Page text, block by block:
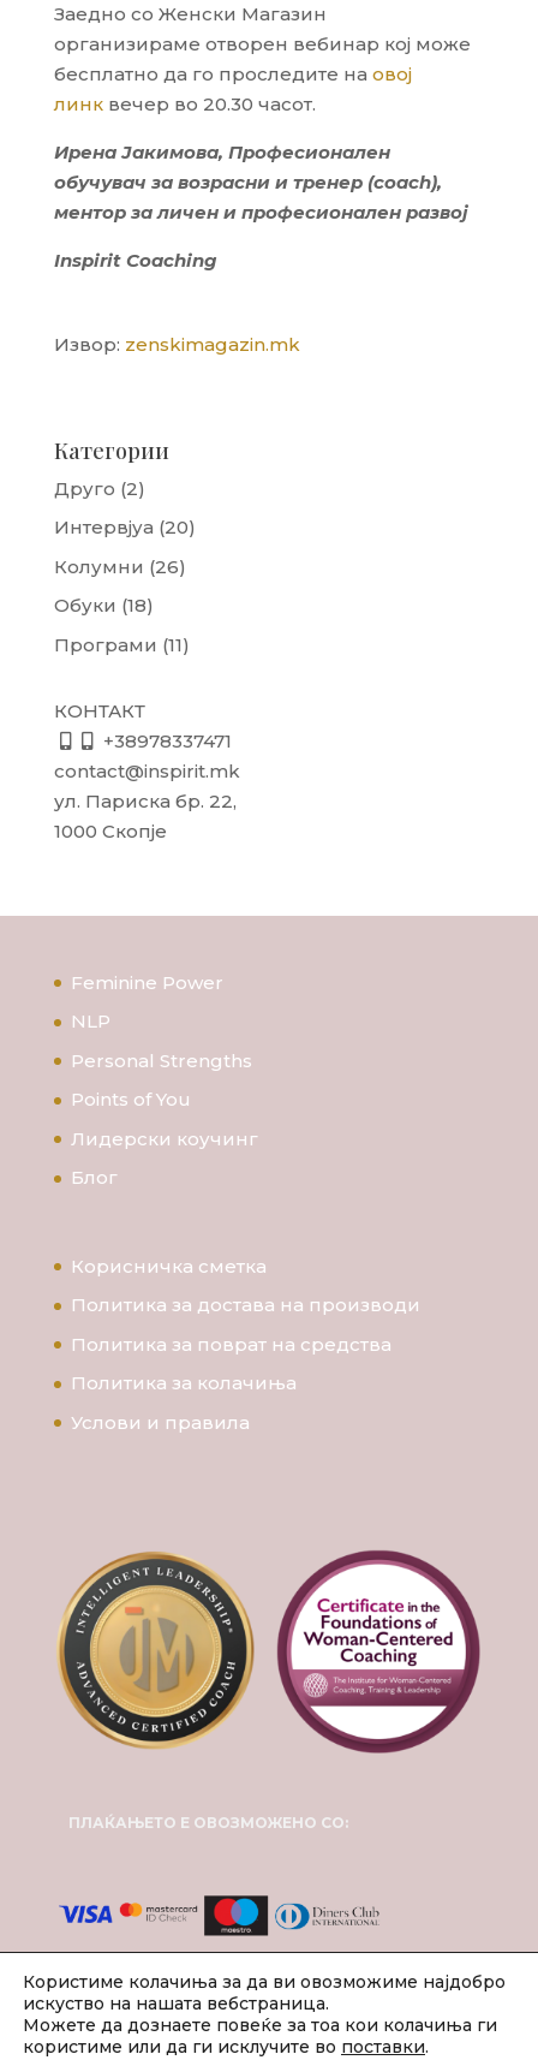
Заедно со Женски Магазин
организираме отворен вебинар кој може
бесплатно да го проследите на овој
линквечер во 20.30 часот.
Ирена Јакимова, Професионален
обучувач за возрасни и тренер (coach),
ментор за личен и професионален развој
Inspirit Coaching
Извор: zenskimagazin.mk
Категории
Друго (2)
Интервјуа (20)
Колумни (26)
Обуки (18)
Програми (11)
КОНТАКТ
+38978337471
contact@inspirit.mk
ул. Париска бр. 22,
1000 Скопје
Feminine Power
NLP
Personal Strengths
Points of You
Лидерски коучинг
Блог
Корисничка сметка
Политика за достава на производи
Политика за поврат на средства
Политика за колачиња
Услови и правила
ПЛАЌАЊЕТО Е ОВОЗМОЖЕНО СО:
Користиме колачиња за да ви овозможиме најдобро
искуство на нашата вебстраница.
Можете да дознаете повеќе за тоа кои колачиња ги
користиме или да ги исклучите во поставки.